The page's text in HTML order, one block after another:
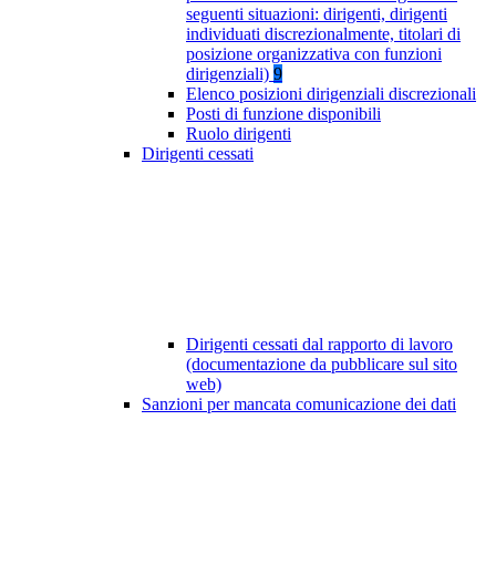
seguenti situazioni: dirigenti, dirigenti
individuati discrezionalmente, titolari di
posizione organizzativa con funzioni
dirigenziali) 9
Elenco posizioni dirigenziali discrezionali
Posti di funzione disponibili
Ruolo dirigenti
Dirigenti cessati
Dirigenti cessati dal rapporto di lavoro
(documentazione da pubblicare sul sito
web)
Sanzioni per mancata comunicazione dei dati